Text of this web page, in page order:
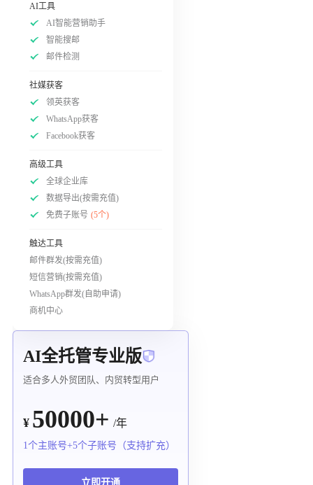
AI工具
AI智能营销助手
智能搜邮
邮件检测
社媒获客
领英获客
WhatsApp获客
Facebook获客
高级工具
全球企业库
数据导出(按需充值)
免费子账号 (5个)
触达工具
邮件群发(按需充值)
短信营销(按需充值)
WhatsApp群发(自助申请)
商机中心
AI全托管专业版
适合多人外贸团队、内贸转型用户
¥ 50000+ /年
1个主账号+5个子账号（支持扩充）
立即开通